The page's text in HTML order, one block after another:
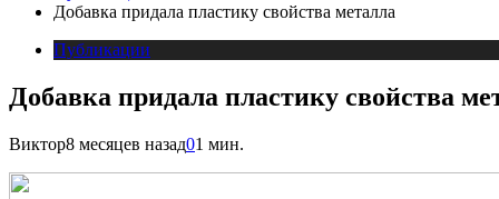
Добавка придала пластику свойства металла
Публикации
Добавка придала пластику свойства
Виктор8 месяцев назад01 мин.